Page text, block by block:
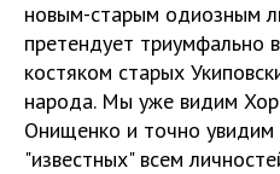
новым-старым одиозным
претендует триумфально
костяком старых
народа. Мы уже видим
Онищенко и точно
"известных" всем